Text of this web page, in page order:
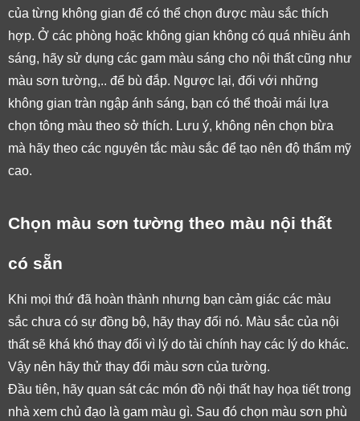
của từng không gian để có thể chọn được màu sắc thích
hợp. Ở các phòng hoặc không gian không có quá nhiều ánh
sáng, hãy sử dụng các gam màu sáng cho nội thất cũng như
màu sơn tường,.. để bù đắp. Ngược lại, đối với những
không gian tràn ngập ánh sáng, bạn có thể thoải mái lựa
chọn tông màu theo sở thích. Lưu ý, không nên chọn bừa
mà hãy theo các nguyên tắc màu sắc để tạo nên độ thẩm mỹ
cao.
Chọn màu sơn tường theo màu nội thất
có sẵn
Khi mọi thứ đã hoàn thành nhưng bạn cảm giác các màu
sắc chưa có sự đồng bộ, hãy thay đổi nó. Màu sắc của nội
thất sẽ khá khó thay đổi vì lý do tài chính hay các lý do khác.
Vậy nên hãy thử thay đổi màu sơn của tường.
Đầu tiên, hãy quan sát các món đồ nội thất hay họa tiết trong
nhà xem chủ đạo là gam màu gì. Sau đó chọn màu sơn phù